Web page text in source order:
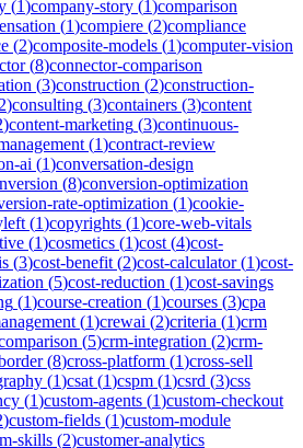
(1)company-story (1)comparison
(1)compiere (2)compliance
(2)composite-models (1)computer-vision
(8)connector-comparison
(3)construction (2)construction-
2)consulting (3)containers (3)content
)content-marketing (3)continuous-
(1)contract-review
ai (1)conversation-design
(8)conversion-optimization
rate-optimization (1)cookie-
(1)copyrights (1)core-web-vitals
(1)cosmetics (1)cost (4)cost-
(3)cost-benefit (2)cost-calculator(1)cost-
(5)cost-reduction (1)cost-savings
(1)course-creation (1)courses (3)cpa
(1)crewai (2)criteria (1)crm
(5)crm-integration (2)crm-
(8)cross-platform (1)cross-sell
(1)csat (1)cspm (1)csrd (3)css
(1)custom-agents (1)custom-checkout
)custom-fields (1)custom-module
skills (2)customer-analytics